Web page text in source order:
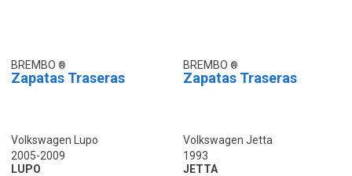
BREMBO
Zapatas Traseras
Volkswagen Lupo
2005-2009
LUPO
BREMBO
Zapatas Traseras
Volkswagen Jetta
1993
JETTA